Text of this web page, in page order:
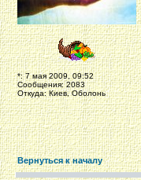
*: 7 мая 2009, 09:52
Сообщения: 2083
Откуда: Киев, Оболонь
Вернуться к началу